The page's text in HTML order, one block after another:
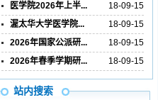
医学院2026年上半...
18-09-15
渥太华大学医学院...
18-09-15
2026年国家公派研...
18-09-15
2026年春季学期研...
18-09-15
站内搜索